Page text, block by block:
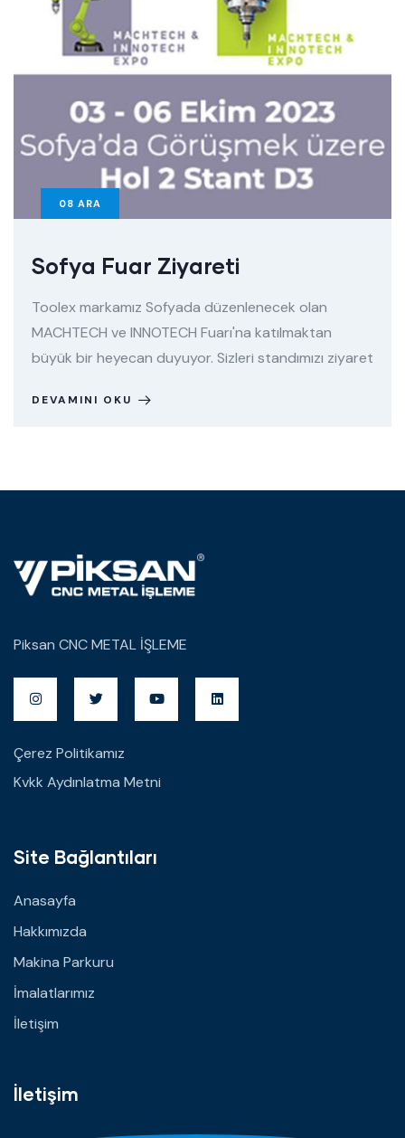
08 ARA
Sofya Fuar Ziyareti
Toolex markamız Sofyada düzenlenecek olan
MACHTECH ve INNOTECH Fuarı'na katılmaktan
büyük bir heyecan duyuyor. Sizleri standımızı ziyaret
DEVAMINI OKU
Piksan CNC METAL İŞLEME
Çerez Politikamız
Kvkk Aydınlatma Metni
Site Bağlantıları
Anasayfa
Hakkımızda
Makina Parkuru
İmalatlarımız
İletişim
İletişim